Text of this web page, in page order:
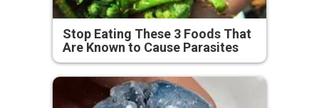
Stop Eating These 3 Foods That
Are Known to Cause Parasites